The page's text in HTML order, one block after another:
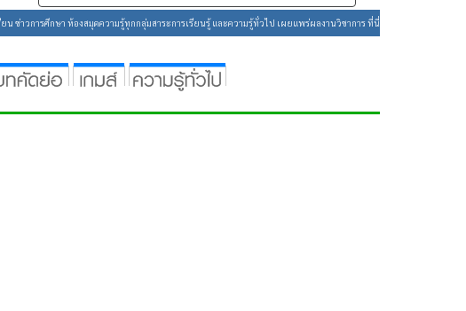
ข่าวการศึกษา ห้องสมุดความรู้ทุกกลุ่มสาระการเรียนรู้ และความรู้ทั่วไป เผยแพร่ผลงานวิชาการ ที่นี่